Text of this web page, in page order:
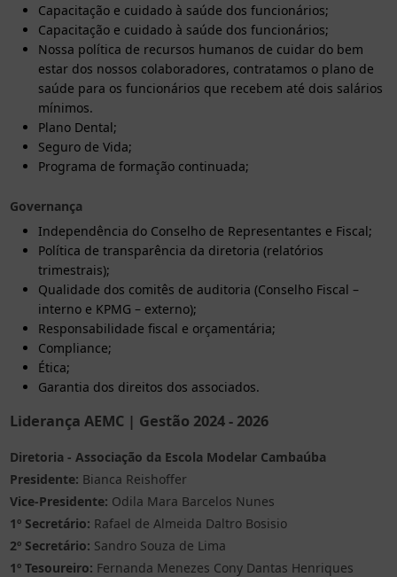
Capacitação e cuidado à saúde dos funcionários;
Capacitação e cuidado à saúde dos funcionários;
Nossa política de recursos humanos de cuidar do bem
estar dos nossos colaboradores, contratamos o plano de
saúde para os funcionários que recebem até dois salários
mínimos.
Plano Dental;
Seguro de Vida;
Programa de formação continuada;
Governança
Independência do Conselho de Representantes e Fiscal;
Política de transparência da diretoria (relatórios
trimestrais);
Qualidade dos comitês de auditoria (Conselho Fiscal –
interno e KPMG – externo);
Responsabilidade fiscal e orçamentária;
Compliance;
Ética;
Garantia dos direitos dos associados.
Liderança AEMC | Gestão 2024 - 2026
Diretoria - Associação da Escola Modelar Cambaúba
Presidente: Bianca Reishoffer
Vice-Presidente: Odila Mara Barcelos Nunes
1º Secretário: Rafael de Almeida Daltro Bosisio
2º Secretário: Sandro Souza de Lima
1º Tesoureiro: Fernanda Menezes Cony Dantas Henriques